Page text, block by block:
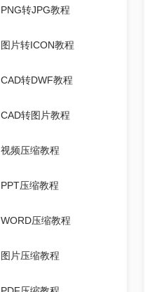
PNG转JPG教程
图片转ICON教程
CAD转DWF教程
CAD转图片教程
视频压缩教程
PPT压缩教程
WORD压缩教程
图片压缩教程